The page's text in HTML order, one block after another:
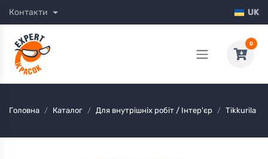
Контакти UK
0
Головна Каталог Для внутрішніх робіт / Інтер'єр Tikkurila